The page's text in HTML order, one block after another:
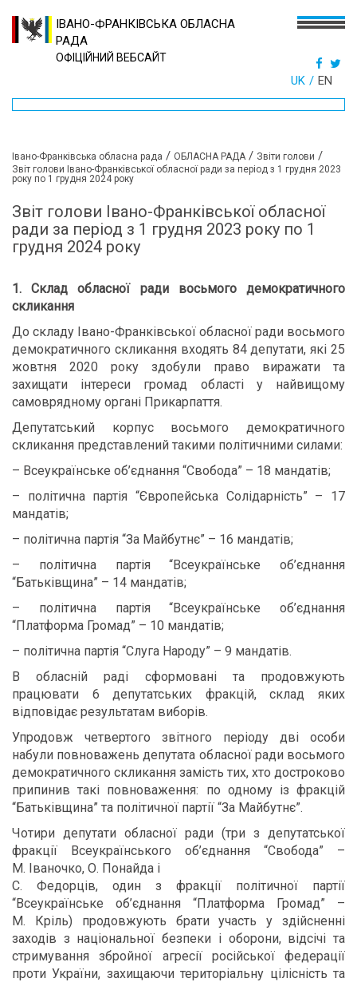
ІВАНО-ФРАНКІВСЬКА ОБЛАСНА
РАДА
ОФІЦІЙНИЙ ВЕБСАЙТ
UK EN
Івано-Франківська обласна рада / ОБЛАСНА РАДА / Звіти голови /
Звіт голови Івано-Франківської обласної ради за період з 1 грудня 2023
року по 1 грудня 2024 року
Звіт голови Івано-Франківської обласної
ради за період з 1 грудня 2023 року по 1
грудня 2024 року
1. Склад обласної ради восьмого демократичного
скликання
До складу Івано-Франківської обласної ради восьмого
демократичного скликання входять 84 депутати, які 25
жовтня 2020 року здобули право виражати та
захищати інтереси громад області у найвищому
самоврядному органі Прикарпаття.
Депутатський корпус восьмого демократичного
скликання представлений такими політичними силами:
– Всеукраїнське об’єднання “Свобода” – 18 мандатів;
– політична партія “Європейська Солідарність” – 17
мандатів;
– політична партія “За Майбутнє” – 16 мандатів;
– політична партія “Всеукраїнське об’єднання
“Батьківщина” – 14 мандатів;
– політична партія “Всеукраїнське об’єднання
“Платформа Громад” – 10 мандатів;
– політична партія “Слуга Народу” – 9 мандатів.
В обласній раді сформовані та продовжують
працювати 6 депутатських фракцій, склад яких
відповідає результатам виборів.
Упродовж четвертого звітного періоду дві особи
набули повноважень депутата обласної ради восьмого
демократичного скликання замість тих, хто достроково
припинив такі повноваження: по одному із фракцій
“Батьківщина” та політичної партії “За Майбутнє”.
Чотири депутати обласної ради (три з депутатської
фракції Всеукраїнського об’єднання “Свобода” –
М. Іваночко, О. Понайда і
С. Федорців, один з фракції політичної партії
“Всеукраїнське об’єднання “Платформа Громад” –
М. Кріль) продовжують брати участь у здійсненні
заходів з національної безпеки і оборони, відсічі та
стримування збройної агресії російської федерації
проти України, захищаючи територіальну цілісність та